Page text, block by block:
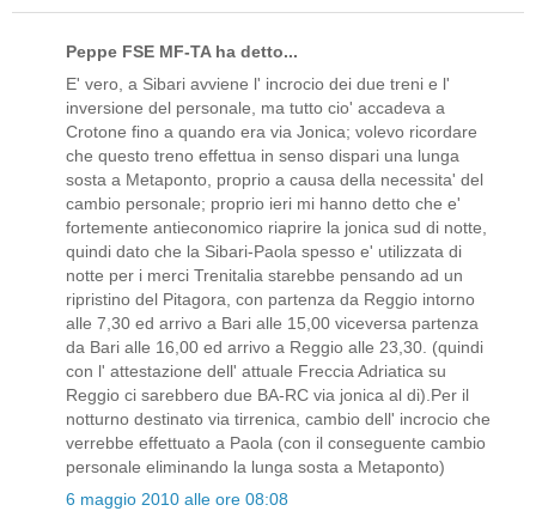
Peppe FSE MF-TA ha detto...
E' vero, a Sibari avviene l' incrocio dei due treni e l'
inversione del personale, ma tutto cio' accadeva a
Crotone fino a quando era via Jonica; volevo ricordare
che questo treno effettua in senso dispari una lunga
sosta a Metaponto, proprio a causa della necessita' del
cambio personale; proprio ieri mi hanno detto che e'
fortemente antieconomico riaprire la jonica sud di notte,
quindi dato che la Sibari-Paola spesso e' utilizzata di
notte per i merci Trenitalia starebbe pensando ad un
ripristino del Pitagora, con partenza da Reggio intorno
alle 7,30 ed arrivo a Bari alle 15,00 viceversa partenza
da Bari alle 16,00 ed arrivo a Reggio alle 23,30. (quindi
con l' attestazione dell' attuale Freccia Adriatica su
Reggio ci sarebbero due BA-RC via jonica al di).Per il
notturno destinato via tirrenica, cambio dell' incrocio che
verrebbe effettuato a Paola (con il conseguente cambio
personale eliminando la lunga sosta a Metaponto)
6 maggio 2010 alle ore 08:08